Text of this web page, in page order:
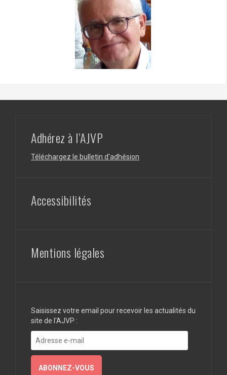
Adhérez à l’AJVP
Téléchargez le bulletin d'adhésion
Accessibilités
Mentions légales
Saisissez votre email pour recevoir les actualités du
site de l'AJVP :
e-
mail
ABONNEZ-VOUS